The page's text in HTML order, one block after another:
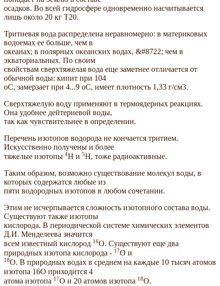
осадков. Во всей гидросфере одновременно насчитывается
лишь около 20 кг Т20.
Тритиевая вода распределена неравномерно: в материковых
водоемах ее больше, чем в
океанах; в полярных океанских водах, &#8722; чем в
экваториальных. По своим
свойствам сверхтяжелая вода еще заметнее отличается от
обычной воды: кипит при 104
oС, замерзает при 4...9 oС, имеет плотность 1,33 г/см3.
Сверхтяжелую воду применяют в термоядерных реакциях.
Она удобнее дейтериевой воды,
так как чувствительнее в определении.
Перечень изотопов водорода не кончается тритием.
Искусственно получены и более
тяжелые изотопы 4H и 5H, тоже радиоактивные.
Таким образом, возможно существование молекул воды, в
которых содержатся любые из
пяти водородных изотопов в любом сочетании.
Этим не исчерпывается сложность изотопного состава воды.
Существуют также изотопы
кислорода. В периодической системе химических элементов
Д.И. Менделеева значится
всем известный кислород 16O. Существуют еще два
природных изотопа кислорода - 17O и
18O. В природных водах в среднем на каждые 10 тысяч атомов
изотопа 16O приходится 4
атома изотопа 17O и 20 атомов изотопа 18O.